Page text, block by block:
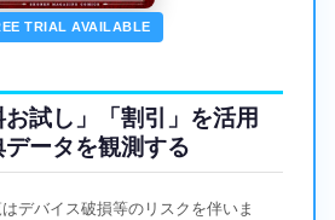
TRIAL AVAILABLE
試し」「割引」を活用
データを観測する
デバイス破損等のリスクを伴いま